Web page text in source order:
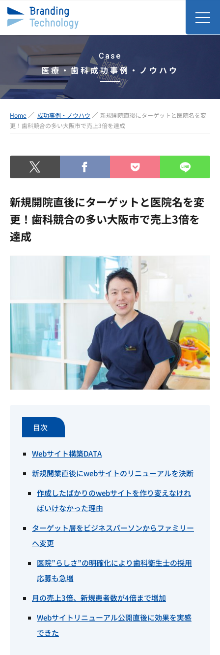
Case
医療・歯科成功事例・ノウハウ
Home 成功事例・ノウハウ
新規開院直後にターゲットと医院名を変
更！歯科競合の多い大阪市で売上3倍を達成
新規開院直後にターゲットと医院名を変
更！歯科競合の多い大阪市で売上3倍を
達成
目次
Webサイト構築DATA
新規開業直後にwebサイトのリニューアルを決断
作成したばかりのwebサイトを作り変えなけれ
ばいけなかった理由
ターゲット層をビジネスパーソンからファミリー
へ変更
医院”らしさ”の明確化により歯科衛生士の採用
応募も急増
月の売上3倍、新規患者数が4倍まで増加
Webサイトリニューアル公開直後に効果を実感
できた